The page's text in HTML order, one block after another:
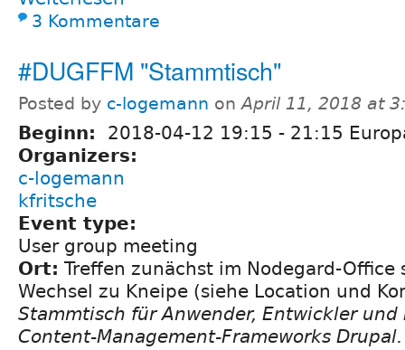
3 Kommentare
#DUGFFM "Stammtisch"
Posted by c-logemann onApril 11, 2018 at
Beginn: 2018-04-12 19:15 - 21:15
Organizers:
c-logemann
kfritsche
Event type:
User group meeting
Ort: Treffen zunächst im Nodegard-Office
Wechsel zu Kneipe (siehe Location und
Stammtisch für Anwender, Entwickler und
Content-Management-Frameworks Drupal.